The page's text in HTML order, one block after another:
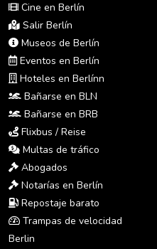
Cine en Berlín
Salir Berlín
Museos de Berlín
Eventos en Berlín
Hoteles en Berlínn
Bañarse en BLN
Bañarse en BRB
Flixbus / Reise
Multas de tráfico
Abogados
Notarías en Berlín
Repostaje barato
Trampas de velocidad
Berlin